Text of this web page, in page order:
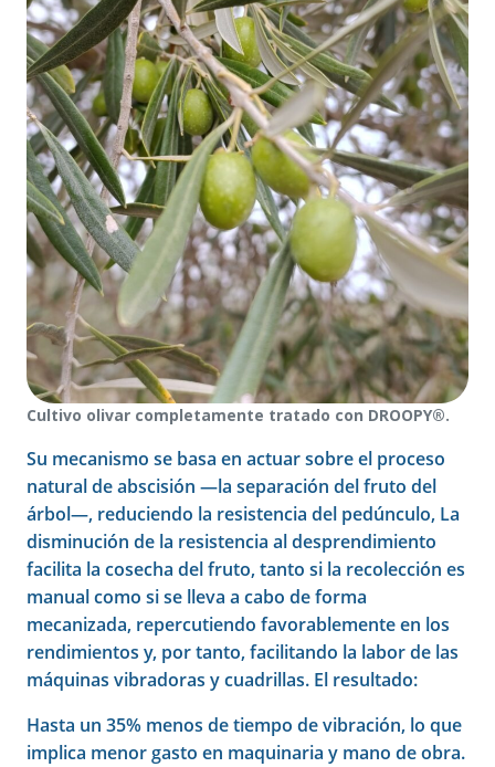
Cultivo olivar completamente tratado con DROOPY®.
Su mecanismo se basa en actuar sobre el proceso
natural de abscisión —la separación del fruto del
árbol—, reduciendo la resistencia del pedúnculo, La
disminución de la resistencia al desprendimiento
facilita la cosecha del fruto, tanto si la recolección es
manual como si se lleva a cabo de forma
mecanizada, repercutiendo favorablemente en los
rendimientos y, por tanto, facilitando la labor de las
máquinas vibradoras y cuadrillas. El resultado:
Hasta un 35% menos de tiempo de vibración, lo que
implica menor gasto en maquinaria y mano de obra.